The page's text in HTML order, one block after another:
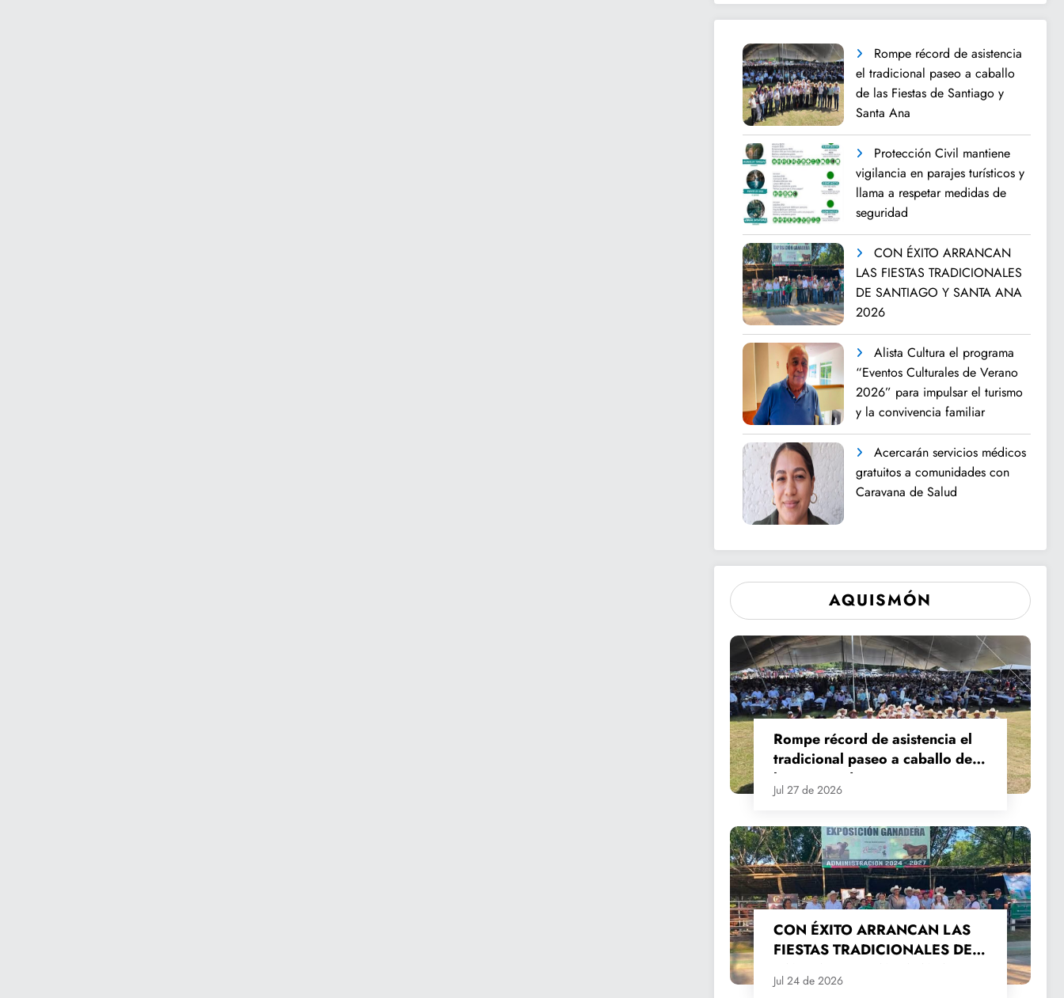
Rompe récord de asistencia
el tradicional paseo a caballo
de las Fiestas de Santiago y
Santa Ana
Protección Civil mantiene
vigilancia en parajes turísticos y
llama a respetar medidas de
seguridad
CON ÉXITO ARRANCAN
LAS FIESTAS TRADICIONALES
DE SANTIAGO Y SANTA ANA
2026
Alista Cultura el programa
“Eventos Culturales de Verano
2026” para impulsar el turismo
y la convivencia familiar
Acercarán servicios médicos
gratuitos a comunidades con
Caravana de Salud
AQUISMÓN
Rompe récord de asistencia el
tradicional paseo a caballo de
las Fiestas de Santiago y Santa
Ana
Jul 27 de 2026
CON ÉXITO ARRANCAN LAS
FIESTAS TRADICIONALES DE
2026
Jul 24 de 2026